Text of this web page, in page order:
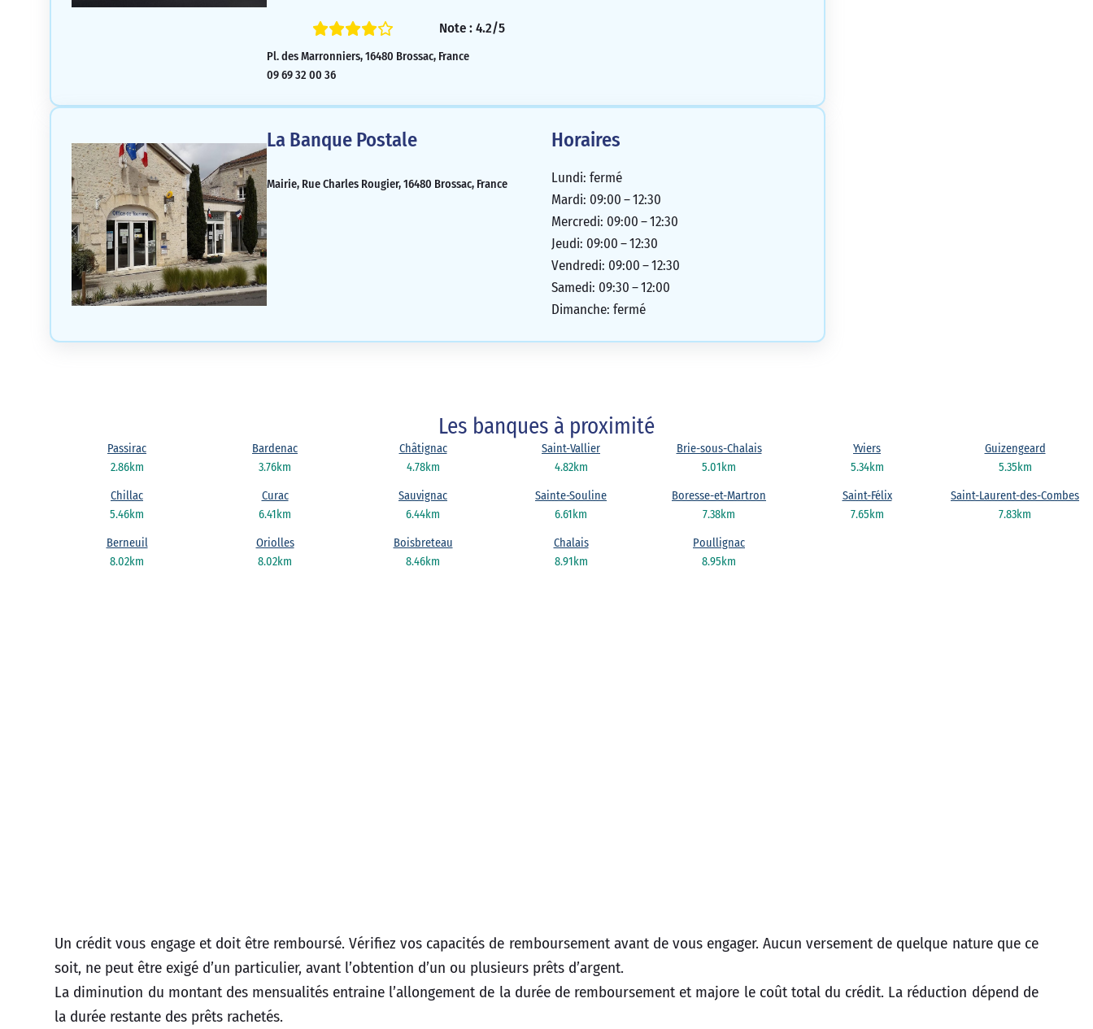
Note : 4.2/5
Pl. des Marronniers, 16480 Brossac, France
09 69 32 00 36
La Banque Postale
Mairie, Rue Charles Rougier, 16480 Brossac, France
Horaires
Lundi: fermé
Mardi: 09:00 – 12:30
Mercredi: 09:00 – 12:30
Jeudi: 09:00 – 12:30
Vendredi: 09:00 – 12:30
Samedi: 09:30 – 12:00
Dimanche: fermé
Les banques à proximité
2.86km
Passirac
3.76km
Bardenac
4.78km
Châtignac
4.82km
Saint-Vallier
5.01km
Brie-sous-Chalais
5.34km
Yviers
5.35km
Guizengeard
5.46km
Chillac
6.41km
Curac
6.44km
Sauvignac
6.61km
Sainte-Souline
7.38km
Boresse-et-Martron
7.65km
Saint-Félix
7.83km
Saint-Laurent-des-Combes
8.02km
Berneuil
8.02km
Oriolles
8.46km
Boisbreteau
8.91km
Chalais
8.95km
Poullignac
Un crédit vous engage et doit être remboursé. Vérifiez vos capacités de remboursement avant de vous engager. Aucun versement de quelque nature que ce
soit, ne peut être exigé d’un particulier, avant l’obtention d’un ou plusieurs prêts d’argent.
La diminution du montant des mensualités entraine l’allongement de la durée de remboursement et majore le coût total du crédit. La réduction dépend de
la durée restante des prêts rachetés.